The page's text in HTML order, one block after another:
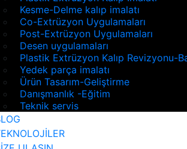
Kesme-Delme kalıp imalatı
Co-Extrüzyon Uygulamaları
Post-Extrüzyon Uygulamaları
Desen uygulamaları
Plastik Extrüzyon Kalıp Revizyonu-
Yedek parça imalatı
Ürün Tasarım-Geliştirme
Danışmanlık -Eğitim
Teknik servis